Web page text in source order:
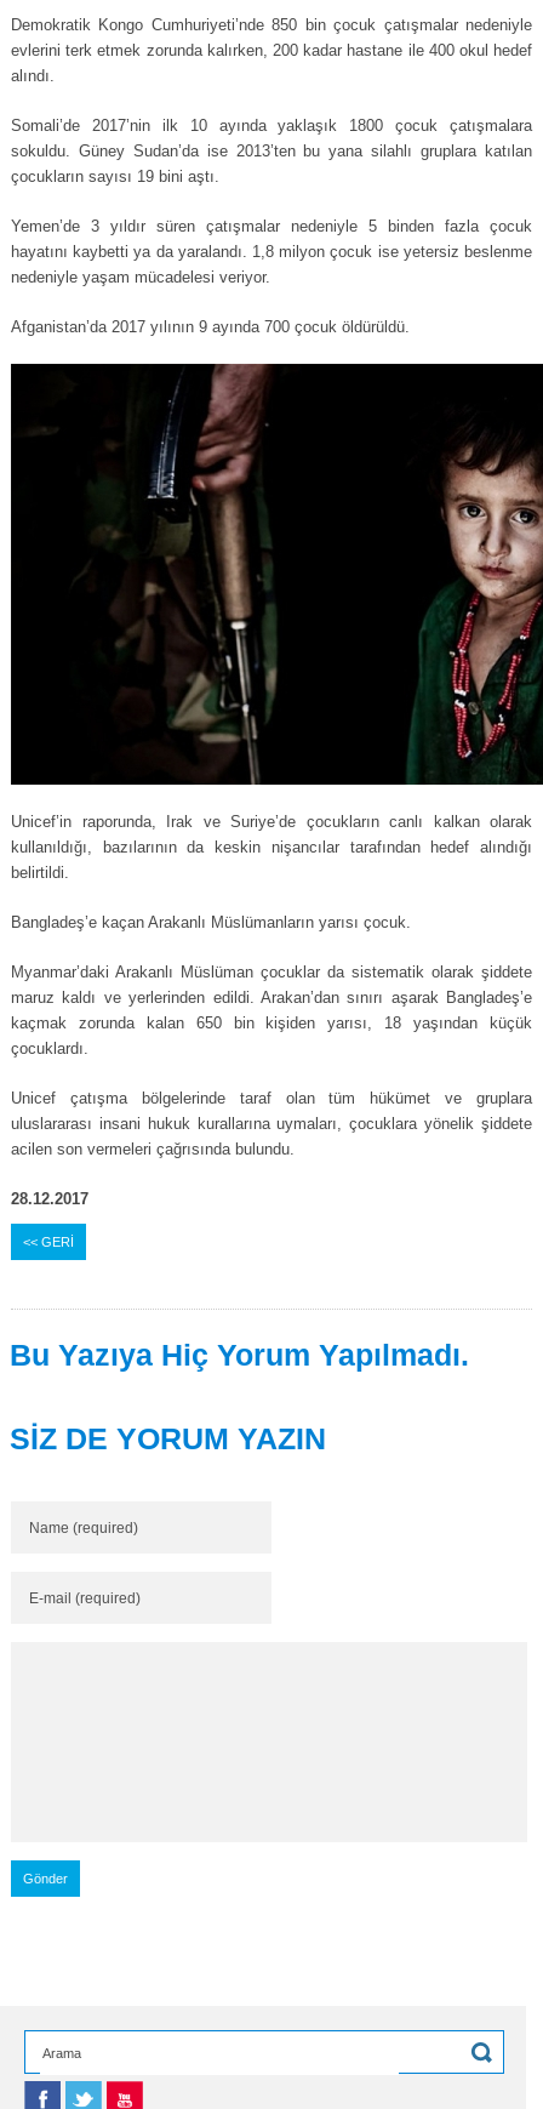
Demokratik Kongo Cumhuriyeti’nde 850 bin çocuk çatışmalar nedeniyle
evlerini terk etmek zorunda kalırken, 200 kadar hastane ile 400 okul hedef
alındı.
Somali’de 2017’nin ilk 10 ayında yaklaşık 1800 çocuk çatışmalara
sokuldu. Güney Sudan’da ise 2013’ten bu yana silahlı gruplara katılan
çocukların sayısı 19 bini aştı.
Yemen’de 3 yıldır süren çatışmalar nedeniyle 5 binden fazla çocuk
hayatını kaybetti ya da yaralandı. 1,8 milyon çocuk ise yetersiz beslenme
nedeniyle yaşam mücadelesi veriyor.
Afganistan’da 2017 yılının 9 ayında 700 çocuk öldürüldü.
Unicef’in raporunda, Irak ve Suriye’de çocukların canlı kalkan olarak
kullanıldığı, bazılarının da keskin nişancılar tarafından hedef alındığı
belirtildi.
Bangladeş’e kaçan Arakanlı Müslümanların yarısı çocuk.
Myanmar’daki Arakanlı Müslüman çocuklar da sistematik olarak şiddete
maruz kaldı ve yerlerinden edildi. Arakan’dan sınırı aşarak Bangladeş’e
kaçmak zorunda kalan 650 bin kişiden yarısı, 18 yaşından küçük
çocuklardı.
Unicef çatışma bölgelerinde taraf olan tüm hükümet ve gruplara
uluslararası insani hukuk kurallarına uymaları, çocuklara yönelik şiddete
acilen son vermeleri çağrısında bulundu.
28.12.2017
<< GERİ
Bu Yazıya Hiç Yorum Yapılmadı.
SİZ DE YORUM YAZIN